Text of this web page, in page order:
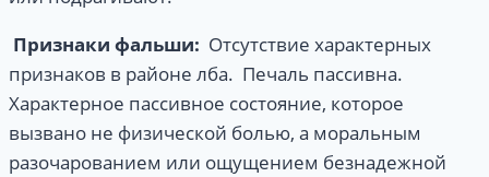
Признаки фальши: Отсутствие характерных
признаков в районе лба. Печаль пассивна.
Характерное пассивное состояние, которое
вызвано не физической болью, а моральным
разочарованием или ощущением безнадежной